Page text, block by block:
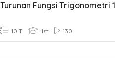
Turunan Fungsi Trigonometri 1
10 T 1st 130